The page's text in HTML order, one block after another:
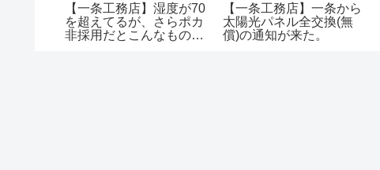
【一条工務店】湿度が70
を超えてるが、さらポカ
非採用だとこんなものな
【一条工務店】一条から
太陽光パネル全交換(無
償)の通知が来た。